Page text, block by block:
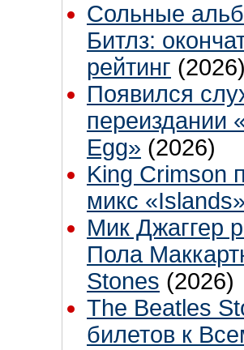
Сольные
Битлз:
рейтинг
Появился
переиздании
Egg» (2026)
King Crimson
микс
Мик Джаггер
Пола
Stones (2026)
The Beatles
билетов к